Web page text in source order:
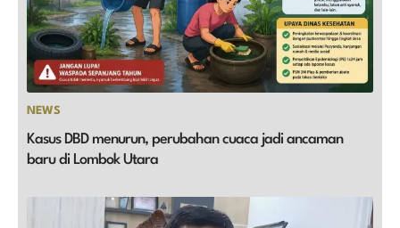
NEWS
Kasus DBD menurun, perubahan cuaca jadi ancaman
baru di Lombok Utara